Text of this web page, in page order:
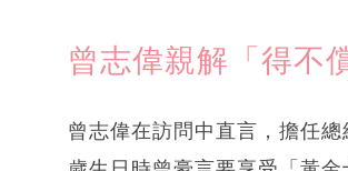
曾志偉親解「得不
曾志偉在訪問中直言，擔任